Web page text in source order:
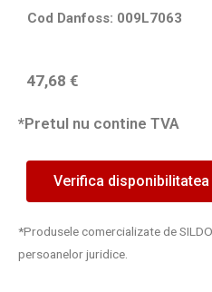
Cod Danfoss: 009L7063
47,68 €
*Pretul nu contine TVA
Verifica disponibilitatea
*Produsele comercializate de
persoanelor juridice.